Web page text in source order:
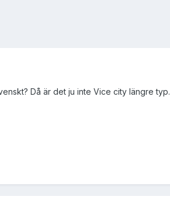
Då är det ju inte Vice city längre typ.